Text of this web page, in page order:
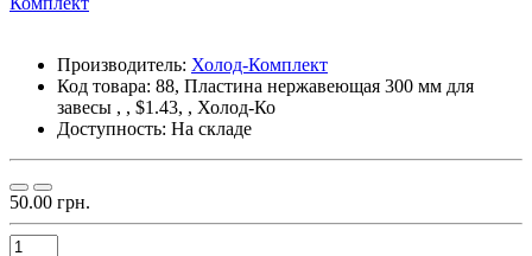
Производитель: Холод-Комплект
Код товара: 88, Пластина нержавеющая 300 мм для
завесы , , $1.43, , Холод-Ко
Доступность: На складе
50.00 грн.